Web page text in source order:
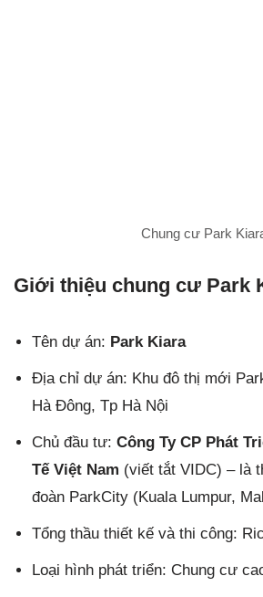
Chung cư Park
Giới thiệu chung cư Park
Tên dự án: Park Kiara
Địa chỉ dự án: Khu đô thị mới
Hà Đông, Tp Hà Nội
Chủ đầu tư: Công Ty CP Phát
Tế Việt Nam (viết tắt VIDC) – là
đoàn ParkCity (Kuala Lumpur,
Tổng thầu thiết kế và thi công:
Loại hình phát triển: Chung cư